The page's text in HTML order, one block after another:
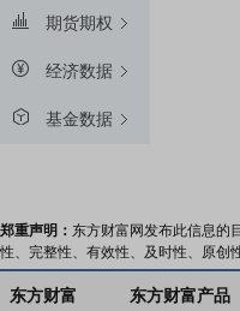
期货期权
经济数据
基金数据
郑重声明： 东方财富网发布此信息的
性、完整性、有效性、及时性、原创
东方财富 东方财富产品